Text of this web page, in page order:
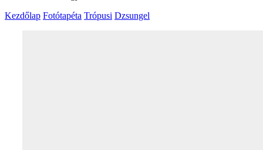
Kezdőlap Fotótapéta Trópusi Dzsungel